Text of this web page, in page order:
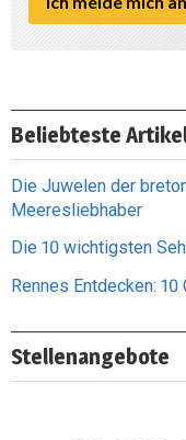
Beliebteste
Die Juwelen der
Meeresliebhaber
Die 10 wichtigsten
Rennes Entdecken:
Stellenangebote